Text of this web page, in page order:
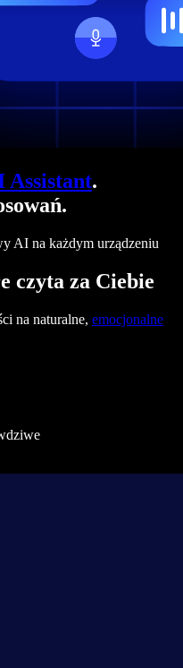
Assistant.
AI na każdym urządzeniu
czyta za Ciebie
na naturalne, emocjonalne